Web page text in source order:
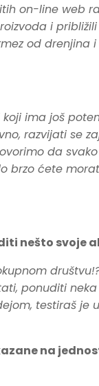
on-line web
i
od drenjina
ima još
razvijati se
da
ćete
nešto svoje
ponuditi
testiraš je
na